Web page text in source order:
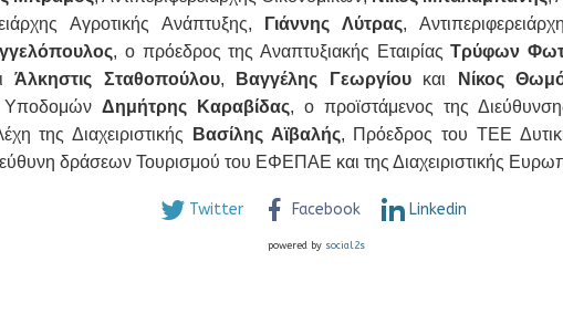
Αγροτικής Ανάπτυξης, Γιάννης Λύτρας,
, ο πρόεδρος της Αναπτυξιακής ΕταιρίαςΤρύφων
Άλκηστις Σταθοπούλου, Βαγγέλης Γεωργίουκαι Νίκος
Υποδομών Δημήτρης Καραβίδας, ο προϊστάμενος της
της Διαχειριστικής Βασίλης Αϊβαλής, Πρόεδρος του ΤΕΕ
δράσεων Τουρισμού του ΕΦΕΠΑΕ και της Διαχειριστικής
Twitter Facebook Linkedin
powered by social2s